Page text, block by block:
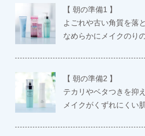
【 朝の準備1 】
よごれや古い角質を落
なめらかにメイクのり
【 朝の準備2 】
テカリやベタつきを抑
メイクがくずれにくい